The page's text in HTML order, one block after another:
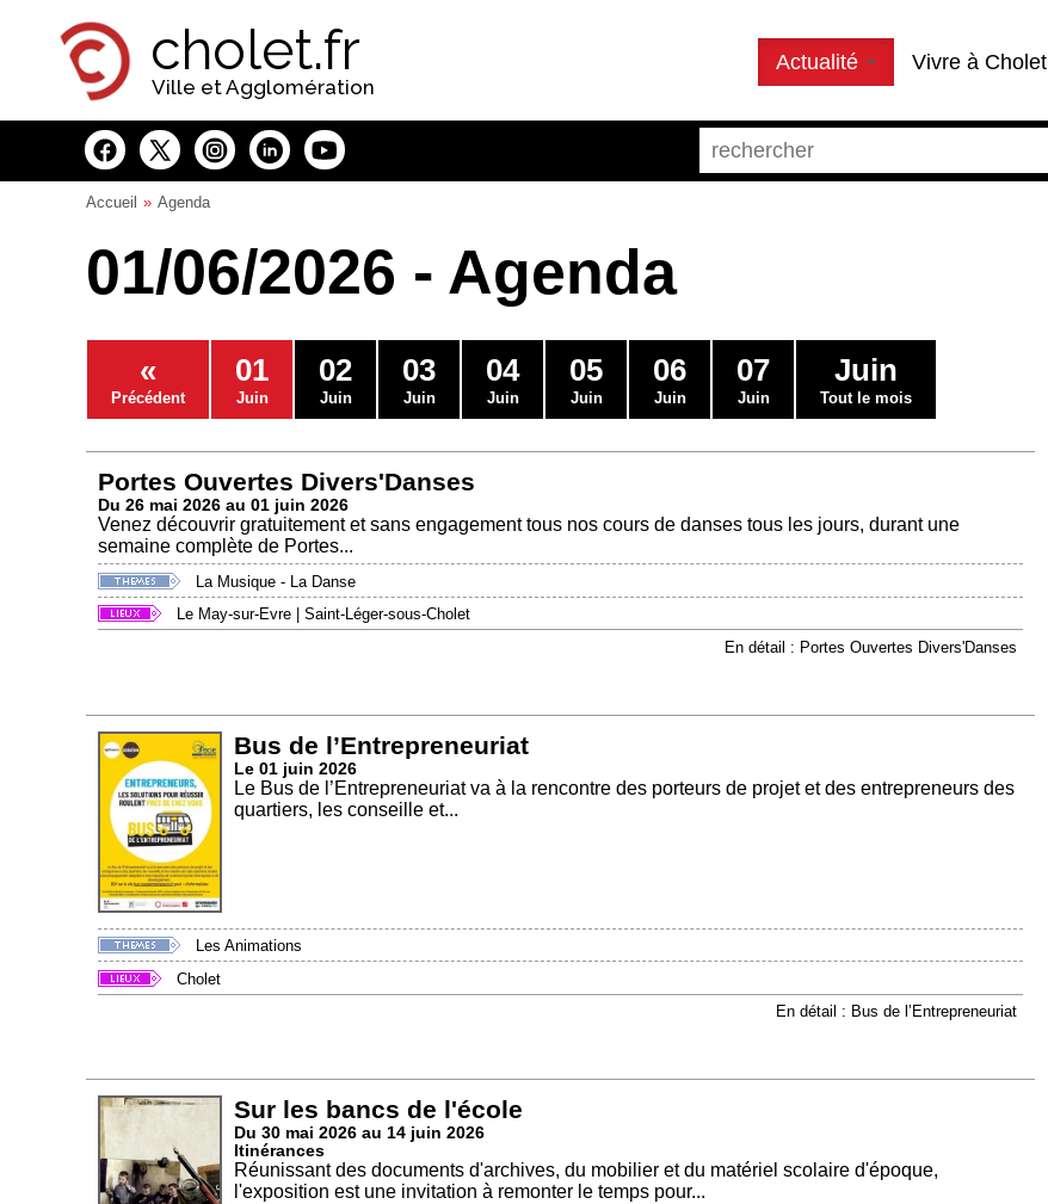
cholet.fr
Ville et Agglomération
Actualité Vivre à Cholet
Accueil Agenda
01/06/2026 - Agenda
«
Précédent
01
Juin
02
Juin
03
Juin
04
Juin
05
Juin
06
Juin
07
Juin
Juin
Tout le mois
Portes Ouvertes Divers'Danses
Du 26 mai 2026 au 01 juin 2026
Venez découvrir gratuitement et sans engagement tous nos cours de danses tous les jours, durant une
semaine complète de Portes...
La Musique - La Danse
Le May-sur-Evre
Saint-Léger-sous-Cholet
En détail : Portes Ouvertes Divers'Danses
Bus de l’Entrepreneuriat
Le 01 juin 2026
Le Bus de l’Entrepreneuriat va à la rencontre des porteurs de projet et des entrepreneurs des
quartiers, les conseille et...
Les Animations
Cholet
En détail : Bus de l’Entrepreneuriat
Sur les bancs de l'école
Du 30 mai 2026 au 14 juin 2026
Itinérances
Réunissant des documents d'archives, du mobilier et du matériel scolaire d'époque,
l'exposition est une invitation à remonter le temps pour...